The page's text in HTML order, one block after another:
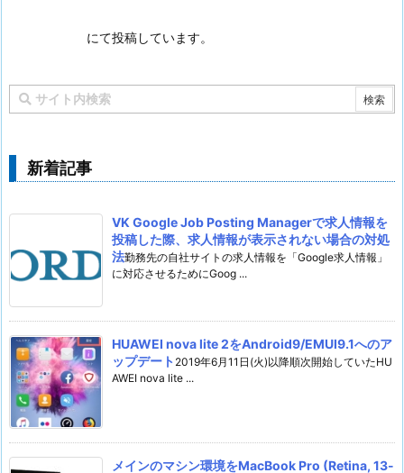
にて投稿しています。
新着記事
VK Google Job Posting Managerで求人情報を
投稿した際、求人情報が表示されない場合の対処
法勤務先の自社サイトの求人情報を「Google求人情報」
に対応させるためにGoog ...
HUAWEI nova lite 2をAndroid9/EMUI9.1へのア
ップデート 2019年6月11日(火)以降順次開始していたHU
AWEI nova lite ...
メインのマシン環境をMacBook Pro (Retina, 13-